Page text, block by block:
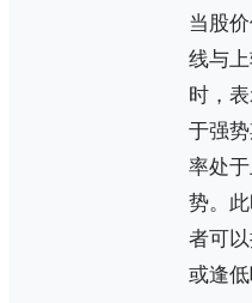
当股
线与
时，
于强
率处
势。
者可
或逢低